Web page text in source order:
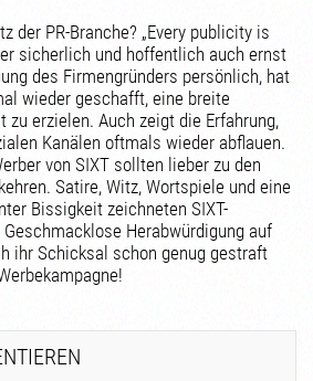
der PR-Branche? „Every publicity is
sicherlich und hoffentlich auch ernst
des Firmengründers persönlich, hat
wieder geschafft, eine breite
zu erzielen. Auch zeigt die Erfahrung,
Kanälen oftmals wieder abflauen.
von SIXT sollten lieber zu den
Satire, Witz, Wortspiele und eine
Bissigkeit zeichneten SIXT-
Herabwürdigung auf
ihr Schicksal schon genug gestraft